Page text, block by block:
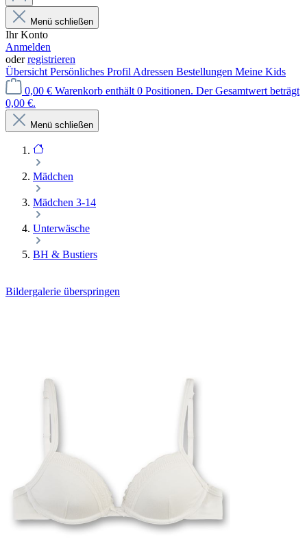
Menü schließen
Ihr Konto
Anmelden
oderregistrieren
Übersicht Persönliches Profil Adressen Bestellungen Meine Kids
0,00 € Warenkorb enthält 0 Positionen. Der Gesamtwert beträgt
0,00 €.
Menü schließen
Mädchen
Mädchen 3-14
Unterwäsche
BH & Bustiers
Bildergalerie überspringen